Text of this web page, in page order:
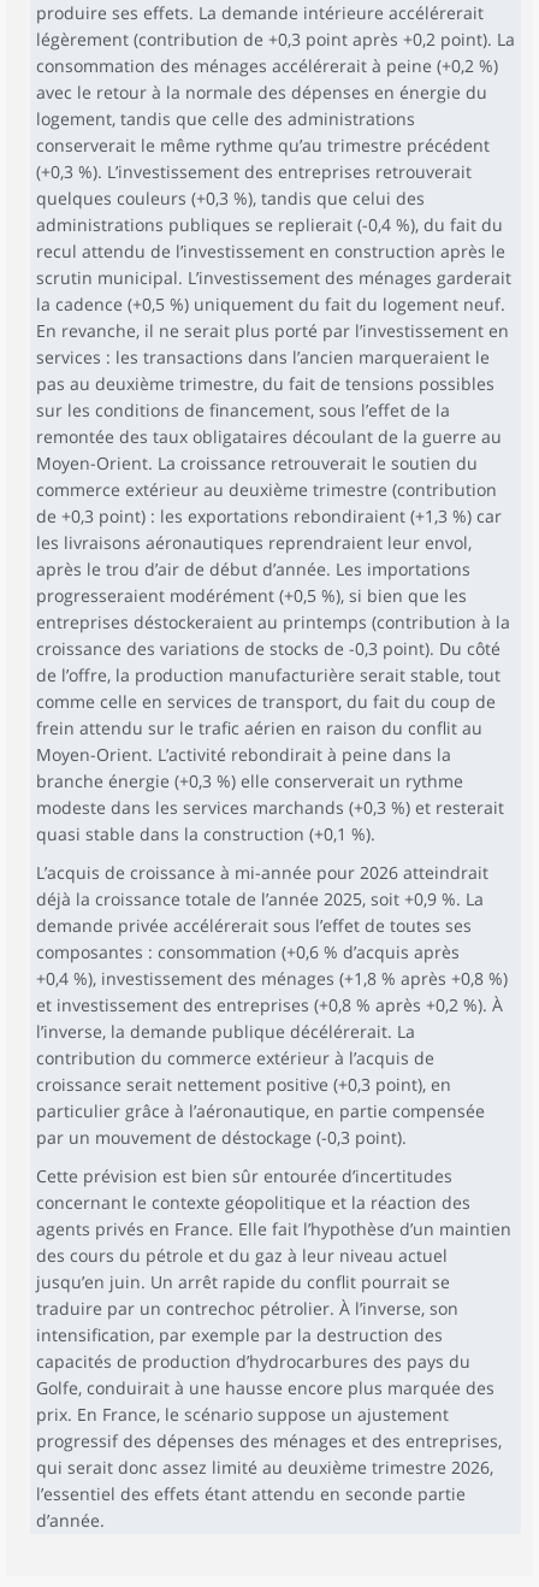
produire ses effets. La demande intérieure accélérerait
légèrement (contribution de +0,3 point après +0,2 point). La
consommation des ménages accélérerait à peine (+0,2 %)
avec le retour à la normale des dépenses en énergie du
logement, tandis que celle des administrations
conserverait le même rythme qu’au trimestre précédent
(+0,3 %). L’investissement des entreprises retrouverait
quelques couleurs (+0,3 %), tandis que celui des
administrations publiques se replierait (-0,4 %), du fait du
recul attendu de l’investissement en construction après le
scrutin municipal. L’investissement des ménages garderait
la cadence (+0,5 %) uniquement du fait du logement neuf.
En revanche, il ne serait plus porté par l’investissement en
services : les transactions dans l’ancien marqueraient le
pas au deuxième trimestre, du fait de tensions possibles
sur les conditions de financement, sous l’effet de la
remontée des taux obligataires découlant de la guerre au
Moyen-Orient. La croissance retrouverait le soutien du
commerce extérieur au deuxième trimestre (contribution
de +0,3 point) : les exportations rebondiraient (+1,3 %) car
les livraisons aéronautiques reprendraient leur envol,
après le trou d’air de début d’année. Les importations
progresseraient modérément (+0,5 %), si bien que les
entreprises déstockeraient au printemps (contribution à la
croissance des variations de stocks de -0,3 point). Du côté
de l’offre, la production manufacturière serait stable, tout
comme celle en services de transport, du fait du coup de
frein attendu sur le trafic aérien en raison du conflit au
Moyen-Orient. L’activité rebondirait à peine dans la
branche énergie (+0,3 %) elle conserverait un rythme
modeste dans les services marchands (+0,3 %) et resterait
quasi stable dans la construction (+0,1 %).
L’acquis de croissance à mi-année pour 2026 atteindrait
déjà la croissance totale de l’année 2025, soit +0,9 %. La
demande privée accélérerait sous l’effet de toutes ses
composantes : consommation (+0,6 % d’acquis après
+0,4 %), investissement des ménages (+1,8 % après +0,8 %)
et investissement des entreprises (+0,8 % après +0,2 %). À
l’inverse, la demande publique décélérerait. La
contribution du commerce extérieur à l’acquis de
croissance serait nettement positive (+0,3 point), en
particulier grâce à l’aéronautique, en partie compensée
par un mouvement de déstockage (-0,3 point).
Cette prévision est bien sûr entourée d’incertitudes
concernant le contexte géopolitique et la réaction des
agents privés en France. Elle fait l’hypothèse d’un maintien
des cours du pétrole et du gaz à leur niveau actuel
jusqu’en juin. Un arrêt rapide du conflit pourrait se
traduire par un contrechoc pétrolier. À l’inverse, son
intensification, par exemple par la destruction des
capacités de production d’hydrocarbures des pays du
Golfe, conduirait à une hausse encore plus marquée des
prix. En France, le scénario suppose un ajustement
progressif des dépenses des ménages et des entreprises,
qui serait donc assez limité au deuxième trimestre 2026,
l’essentiel des effets étant attendu en seconde partie
d’année.